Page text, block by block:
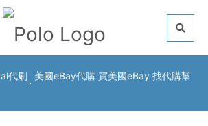
代刷
美國eBay代購 買美國eBay 找代購幫